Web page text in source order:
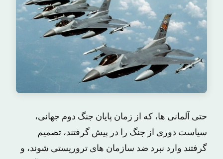
حتی آلمانی ها، که از زمان پایان جنگ دوم جهانی،
سیاست دوری از جنگ را در پیش گرفتند، تصمیم
گرفتند وارد نبرد ضد سازمان های تروریستی شوند، و